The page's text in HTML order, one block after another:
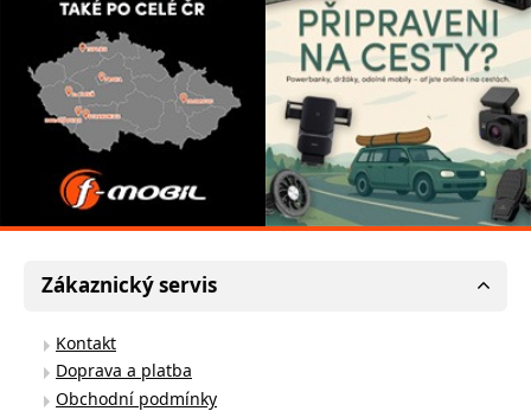
Zákaznický servis
Kontakt
Doprava a platba
Obchodní podmínky